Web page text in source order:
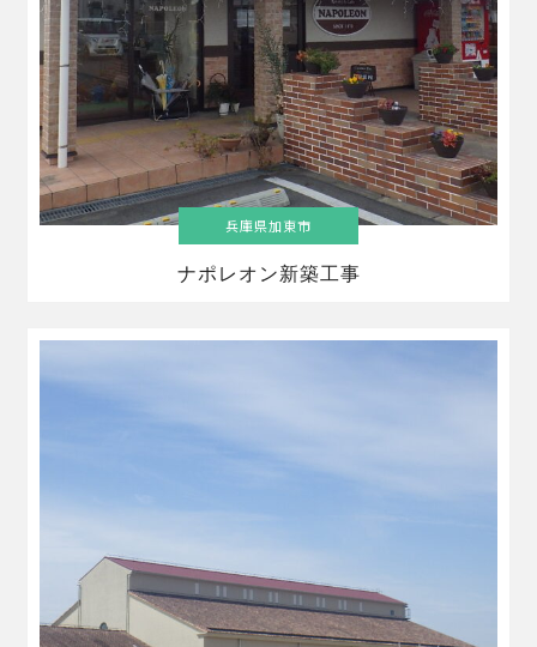
兵庫県加東市
ナポレオン新築工事